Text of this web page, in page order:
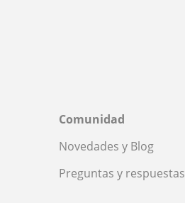
Comunidad
Novedades y Blog
Preguntas y respuestas